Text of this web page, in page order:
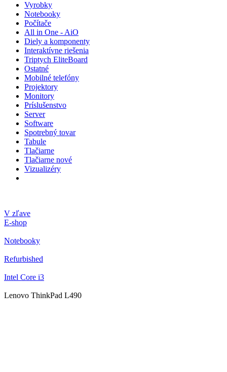
Vyrobky
Notebooky
Počítače
All in One - AiO
Diely a komponenty
Interaktívne riešenia
Triptych EliteBoard
Ostatné
Mobilné telefóny
Projektory
Monitory
Príslušenstvo
Server
Software
Spotrebný tovar
Tabule
Tlačiarne
Tlačiarne nové
Vizualizéry
V zľave
E-shop
Notebooky
Refurbished
Intel Core i3
Lenovo ThinkPad L490